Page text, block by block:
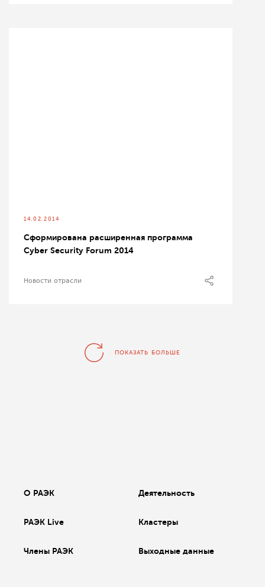
14.02.2014
Сформирована расширенная программа
Cyber Security Forum 2014
Новости отрасли
ПОКАЗАТЬ БОЛЬШЕ
О РАЭК Деятельность
РАЭК Live Кластеры
Члены РАЭК Выходные данные